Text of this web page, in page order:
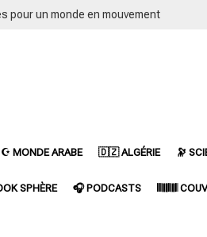
pour un monde en mouvement
☪ MONDE ARABE 🇩🇿 ALGÉRIE 🔭
SPHÈRE 🎧 PODCASTS 𝄃𝄃𝄂𝄂𝄀𝄁𝄃𝄂𝄂𝄃